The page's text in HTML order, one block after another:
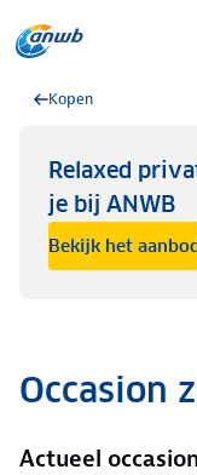
Kopen
Relaxed
je bij ANWB
Bekijk het
Occasion
Actueel